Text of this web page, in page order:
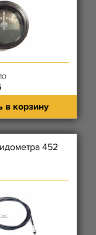
в корзину
452